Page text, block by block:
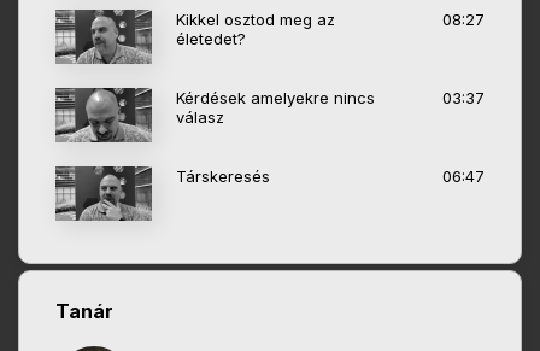
Kikkel osztod meg az
életedet?
08:27
Kérdések amelyekre nincs
válasz
03:37
Társkeresés 06:47
Tanár